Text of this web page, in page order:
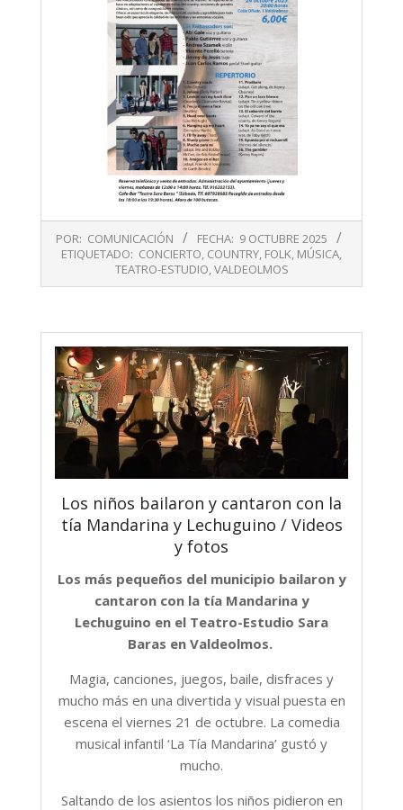
10-
POR: COMUNICACIÓN FECHA: 9 OCTUBRE 2025
ETIQUETADO: CONCIERTO, COUNTRY, FOLK, MÚSICA,
TEATRO-ESTUDIO,VALDEOLMOS
Los niños bailaron y cantaron con la
tía Mandarina y Lechuguino / Videos
y fotos
Los más pequeños del municipio bailaron y
cantaron con la tía Mandarina y
Lechuguino en el Teatro-Estudio Sara
Baras en Valdeolmos.
Magia, canciones, juegos, baile, disfraces y
mucho más en una divertida y visual puesta en
escena el viernes 21 de octubre. La comedia
musical infantil ‘La Tía Mandarina’ gustó y
mucho.
Saltando de los asientos los niños pidieron en